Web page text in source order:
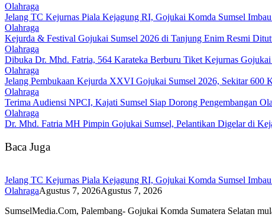
Olahraga
Jelang TC Kejurnas Piala Kejagung RI, Gojukai Komda Sumsel
Olahraga
Kejurda & Festival Gojukai Sumsel 2026 di Tanjung Enim Resmi
Olahraga
Dibuka Dr. Mhd. Fatria, 564 Karateka Berburu Tiket Kejurnas
Olahraga
Jelang Pembukaan Kejurda XXVI Gojukai Sumsel 2026, Sekitar 600
Olahraga
Terima Audiensi NPCI, Kajati Sumsel Siap Dorong Pengembangan
Olahraga
Dr. Mhd. Fatria MH Pimpin Gojukai Sumsel, Pelantikan Digelar di
Baca Juga
Jelang TC Kejurnas Piala Kejagung RI, Gojukai Komda Sumsel
OlahragaAgustus 7, 2026Agustus 7, 2026
SumselMedia.Com, Palembang- Gojukai Komda Sumatera Selatan